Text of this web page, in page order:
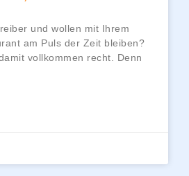
und wollen mit Ihrem
am Puls der Zeit bleiben?
vollkommen recht. Denn